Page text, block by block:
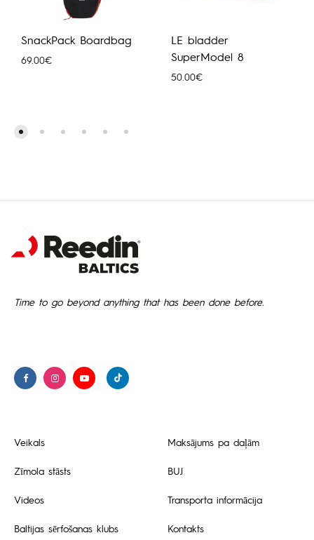
SnackPack Boardbag
69.00€
LE bladder
SuperModel 8
50.00€
Time to go beyond anything that has been done before.
Veikals
Zīmola stāsts
Videos
Baltijas sērfošanas klubs
Maksājums pa daļām
BUJ
Transporta informācija
Kontakts